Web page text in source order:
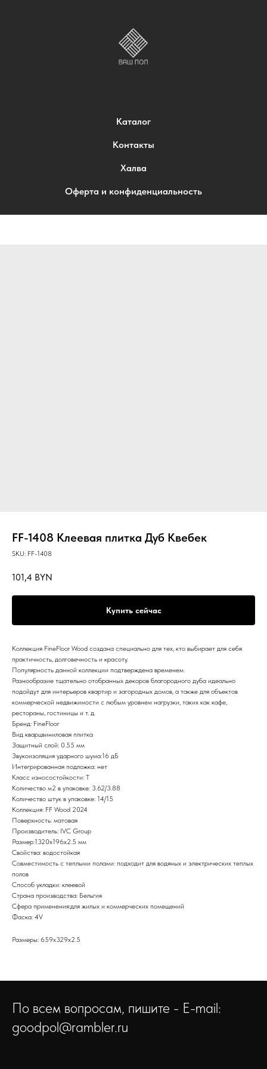
Каталог
Контакты
Халва
Оферта и конфиденциальность
FF-1408 Клеевая плитка Дуб Квебек
SKU: FF-1408
101,4 BYN
Купить сейчас
Коллекция FineFloor Wood создана специально для тех, кто выбирает для себя
практичность, долговечность и красоту.
Популярность данной коллекции подтверждена временем.
Разнообразие тщательно отобранных декоров благородного дуба идеально
подойдут для интерьеров квартир и загородных домов, а также для объектов
коммерческой недвижимости с любым уровнем нагрузки, таких как кафе,
рестораны, гостиницы и т. д.
Бренд: FineFloor
Вид кварцвиниловая плитка
Защитный слой: 0.55 мм
Звукоизоляция ударного шума:16 дБ
Интегрированная подложка: нет
Класс износостойкости: T
Количество м2 в упаковке: 3.62/3.88
Количество штук в упаковке: 14/15
Коллекция: FF Wood 2024
Поверхность: матовая
Производитель: IVC Group
Размер:1320х196х2.5 мм
Свойства: водостойкая
Совместимость с теплыми полами: подходит для водяных и электрических теплых
полов
Способ укладки: клеевой
Страна производства: Бельгия
Сфера применения:для жилых и коммерческих помещений
Фаска: 4V
Размеры: 659x329x2.5
По всем вопросам, пишите - E-mail:
goodpol@rambler.ru